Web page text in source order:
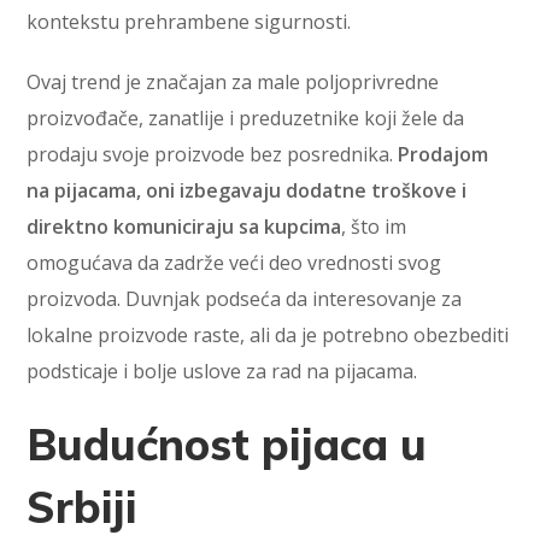
kontekstu prehrambene sigurnosti.
Ovaj trend je značajan za male poljoprivredne
proizvođače, zanatlije i preduzetnike koji žele da
prodaju svoje proizvode bez posrednika. Prodajom
na pijacama, oni izbegavaju dodatne troškove i
direktno komuniciraju sa kupcima, što im
omogućava da zadrže veći deo vrednosti svog
proizvoda. Duvnjak podseća da interesovanje za
lokalne proizvode raste, ali da je potrebno obezbediti
podsticaje i bolje uslove za rad na pijacama.
Budućnost pijaca u
Srbiji